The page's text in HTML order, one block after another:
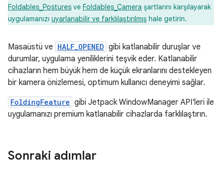
Foldables_Postures ve Foldables_Camera şartlarını karşılayarak
uygulamanızı uyarlanabilir ve farklılaştırılmış hale getirin.
Masaüstü ve HALF_OPENED gibi katlanabilir duruşlar ve
durumlar, uygulama yeniliklerini teşvik eder. Katlanabilir
cihazların hem büyük hem de küçük ekranlarını destekleyen
bir kamera önizlemesi, optimum kullanıcı deneyimi sağlar.
FoldingFeature gibi Jetpack WindowManager API'leri ile
uygulamanızı premium katlanabilir cihazlarda farklılaştırın.
Sonraki adımlar